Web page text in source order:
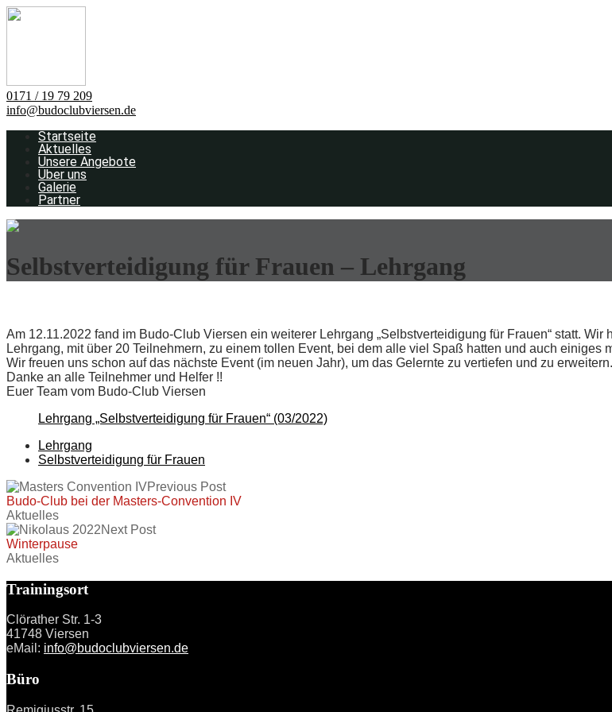
0171 / 19 79 209
info@budoclubviersen.de
Startseite
Aktuelles
Unsere Angebote
Über uns
Galerie
Partner
Selbstverteidigung für Frauen – Lehrgang
Am 12.11.2022 fand im Budo-Club Viersen ein weiterer Lehrgang „Selbstverteidigung für Frauen“ statt.
Lehrgang, mit über 20 Teilnehmern, zu einem tollen Event, bei dem alle viel Spaß hatten und auch einiges
Wir freuen uns schon auf das nächste Event (im neuen Jahr), um das Gelernte zu vertiefen und zu erweitern.
Danke an alle Teilnehmer und Helfer !!
Euer Team vom Budo-Club Viersen
Lehrgang „Selbstverteidigung für Frauen“ (03/2022)
Lehrgang
Selbstverteidigung für Frauen
Previous Post
Budo-Club bei der Masters-Convention IV
Aktuelles
Next Post
Winterpause
Aktuelles
Trainingsort
Clörather Str. 1-3
41748 Viersen
eMail: info@budoclubviersen.de
Büro